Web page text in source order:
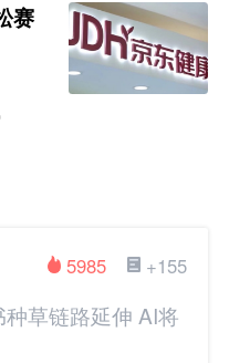
赛
+155
5985
草链路延伸 AI将